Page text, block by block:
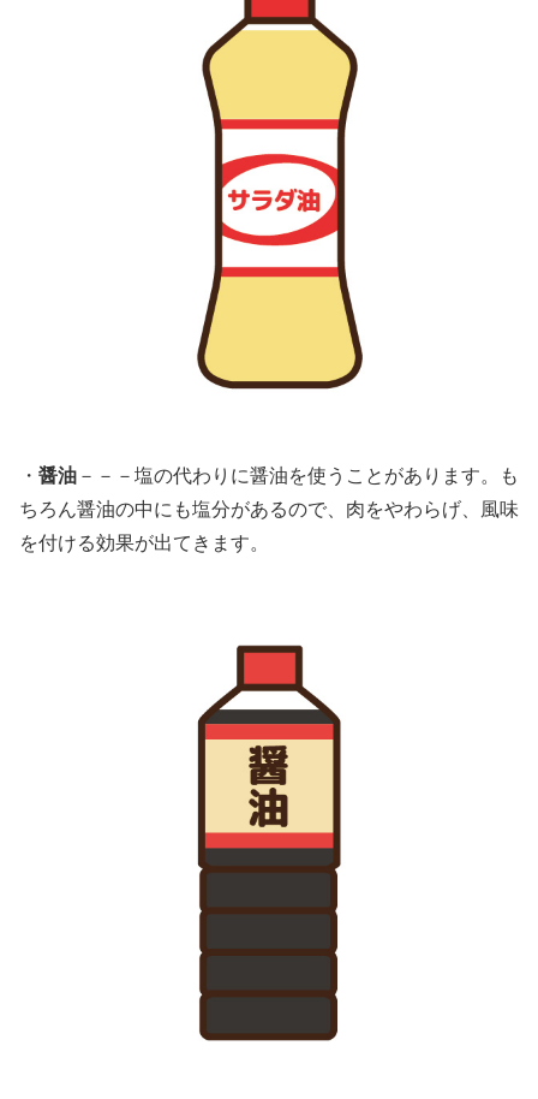
・ 醤油 －－－塩の代わりに醤油を使うことがあります。も
ちろん醤油の中にも塩分があるので、肉をやわらげ、風味
を付ける効果が出てきます。